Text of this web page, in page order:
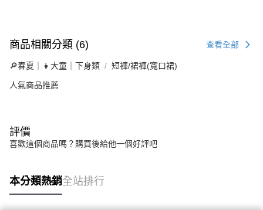
商品相關分類 (6) 查看全部
🔎春夏｜👧大童｜下身類 短褲/裙褲(寬口裙)
人氣商品推薦
評價
喜歡這個商品嗎？購買後給他一個好評吧
本分類熱銷全站排行